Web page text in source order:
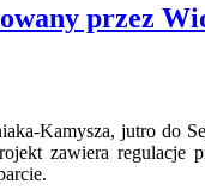
przez
jutro do
zawiera regulacje